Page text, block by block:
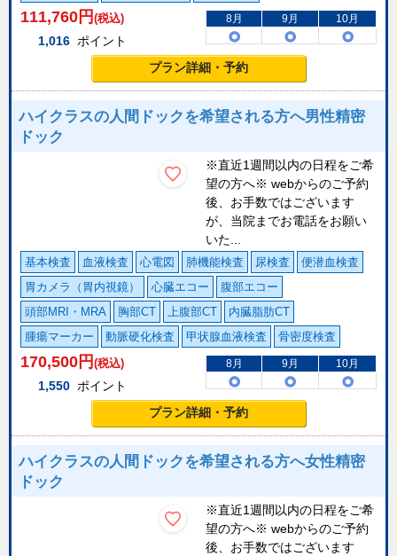
111,760 円 (税込)
1,016 ポイント
8月 9月 10月
プラン詳細・予約
ハイクラスの人間ドックを希望される方へ男性精密
ドック
※直近1週間以内の日程をご希
望の方へ※ webからのご予約
後、お手数ではございます
が、当院までお電話をお願い
いた...
基本検査 血液検査 心電図 肺機能検査 尿検査
便潜血検査
胃カメラ（胃内視鏡）
心臓エコー
腹部エコー
頭部MRI・MRA
胸部CT 上腹部CT
内臓脂肪CT
腫瘍マーカー
動脈硬化検査 甲状腺血液検査 骨密度検査
170,500 円 (税込)
1,550 ポイント
8月 9月 10月
プラン詳細・予約
ハイクラスの人間ドックを希望される方へ女性精密
ドック
※直近1週間以内の日程をご希
望の方へ※ webからのご予約
後、お手数ではございます